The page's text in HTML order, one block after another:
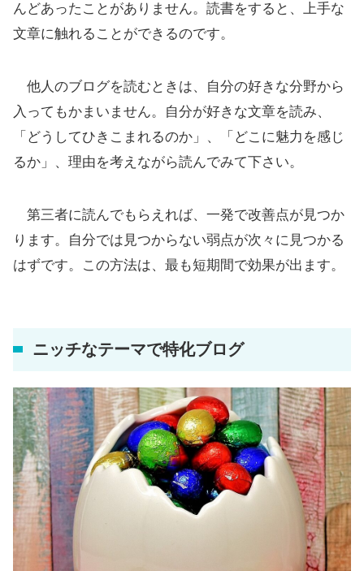
んどあったことがありません。読書をすると、上手な
文章に触れることができるのです。
他人のブログを読むときは、自分の好きな分野から
入ってもかまいません。自分が好きな文章を読み、
「どうしてひきこまれるのか」、「どこに魅力を感じ
るか」、理由を考えながら読んでみて下さい。
第三者に読んでもらえれば、一発で改善点が見つか
ります。自分では見つからない弱点が次々に見つかる
はずです。この方法は、最も短期間で効果が出ます。
ニッチなテーマで特化ブログ